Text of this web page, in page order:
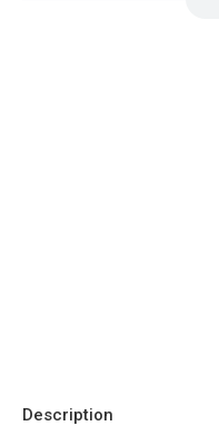
Description